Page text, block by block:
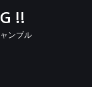
!!
ンブル